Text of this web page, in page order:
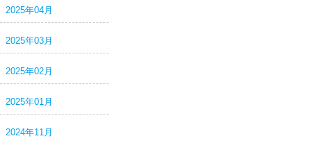
2025年04月
2025年03月
2025年02月
2025年01月
2024年11月